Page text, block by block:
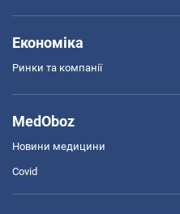
Економіка
Ринки та компанії
MedOboz
Новини медицини
Covid